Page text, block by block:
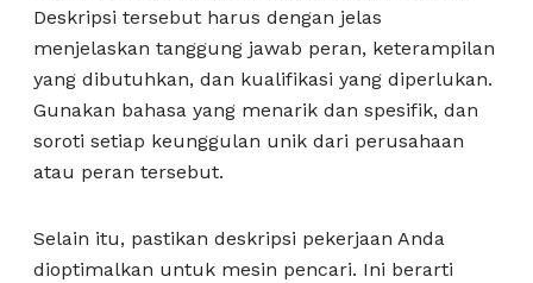
Deskripsi tersebut harus dengan jelas
menjelaskan tanggung jawab peran, keterampilan
yang dibutuhkan, dan kualifikasi yang diperlukan.
Gunakan bahasa yang menarik dan spesifik, dan
soroti setiap keunggulan unik dari perusahaan
atau peran tersebut.
Selain itu, pastikan deskripsi pekerjaan Anda
dioptimalkan untuk mesin pencari. Ini berarti